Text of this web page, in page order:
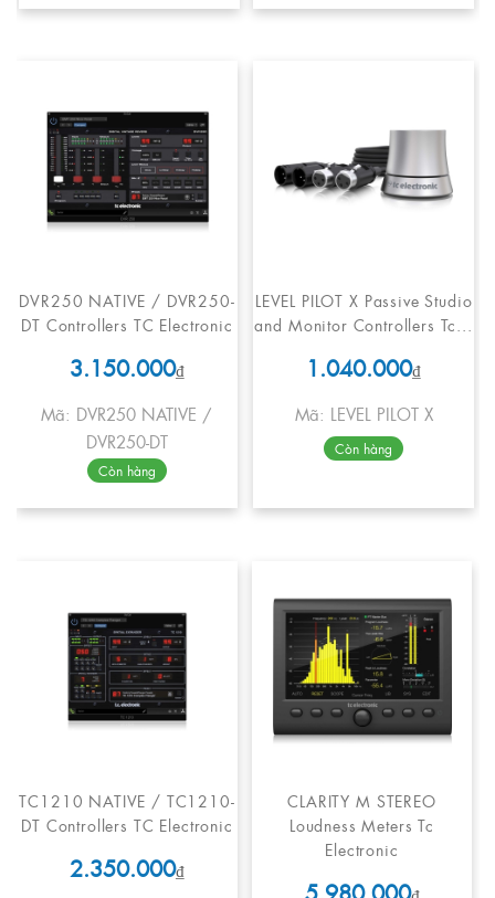
DVR250 NATIVE / DVR250-
DT Controllers TC Electronic
3.150.000₫
Mã: DVR250 NATIVE /
DVR250-DT
Còn hàng
LEVEL PILOT X Passive Studio
and Monitor Controllers Tc...
1.040.000₫
Mã: LEVEL PILOT X
Còn hàng
TC1210 NATIVE / TC1210-
DT Controllers TC Electronic
2.350.000₫
CLARITY M STEREO
Loudness Meters Tc
Electronic
5.980.000